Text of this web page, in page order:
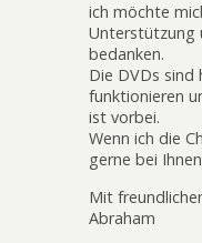
ich möchte
Unterstützung
bedanken.
Die DVDs
funktionieren
ist vorbei.
Wenn ich die
gerne bei
Mit
Abraham